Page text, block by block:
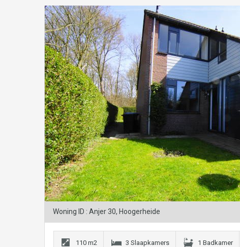
Woning ID : Anjer 30, Hoogerheide
110 m2 3 Slaapkamers 1 Badkamer